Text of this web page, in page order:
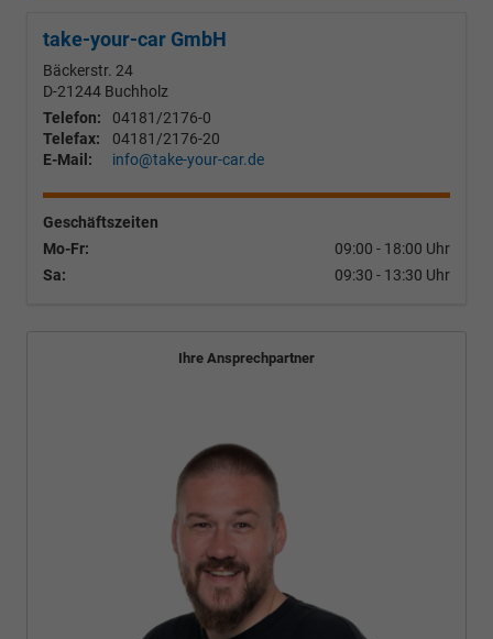
take-your-car GmbH
Bäckerstr. 24
D-21244 Buchholz
Telefon:
04181/2176-0
Telefax:
04181/2176-20
E-Mail:
info@take-your-car.de
Geschäftszeiten
Mo-Fr:
09:00 - 18:00 Uhr
Sa:
09:30 - 13:30 Uhr
Ihre Ansprechpartner